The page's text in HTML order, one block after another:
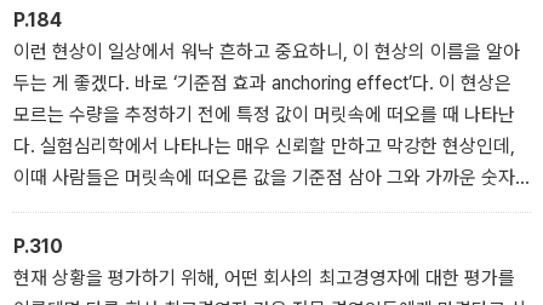
다가 지금 본 것을 미래까지 확장해, 여자는 이제 곧 거친 말을 아마도
크고 불쾌한 음성으로 쏟아놓을 것이라고 감지한다. 힘들이지 않고
저절로 여자의 다음 행동을 예감한 것이다. 여자의 기분을 가늠하거
나 다음 행동을 예상하려는 의도는 없었으며, 사진을 보면서 내가 그
런 가늠이나 예상을 한다는 느낌도 없었다. 어쩌다 보니 그리되었을
뿐이다. 빠르게 생각하기의 한 가지 사례다.
P.184
이런 현상이 일상에서 워낙 흔하고 중요하니, 이 현상의 이름을 알아
두는 게 좋겠다. 바로 ‘기준점 효과 anchoring effect’다. 이 현상은
모르는 수량을 추정하기 전에 특정 값이 머릿속에 떠오를 때 나타난
다. 실험심리학에서 나타나는 매우 신뢰할 만하고 막강한 현상인데,
이때 사람들은 머릿속에 떠오른 값을 기준점 삼아 그와 가까운 숫자
를 추정치로 내놓는다. 마치 배가 닻을 내리고 그곳에 정박하는 것과
비슷해, 영어로는 ‘정박한다’는 의미의 ‘anchoring’이라 부른다. 간디
가 114세가 넘어 사망했느냐는 질문을 받으면, 35세가 넘어 사망했
P.310
현재 상황을 평가하기 위해, 어떤 회사의 최고경영자에 대한 평가를